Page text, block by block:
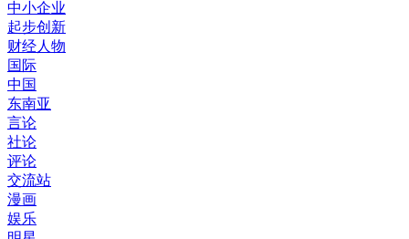
中小企业
起步创新
财经人物
国际
中国
东南亚
言论
社论
评论
交流站
漫画
娱乐